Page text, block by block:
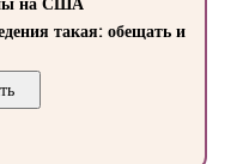
такая: обещать и